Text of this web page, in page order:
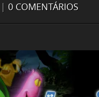
0 COMENTÁRIOS